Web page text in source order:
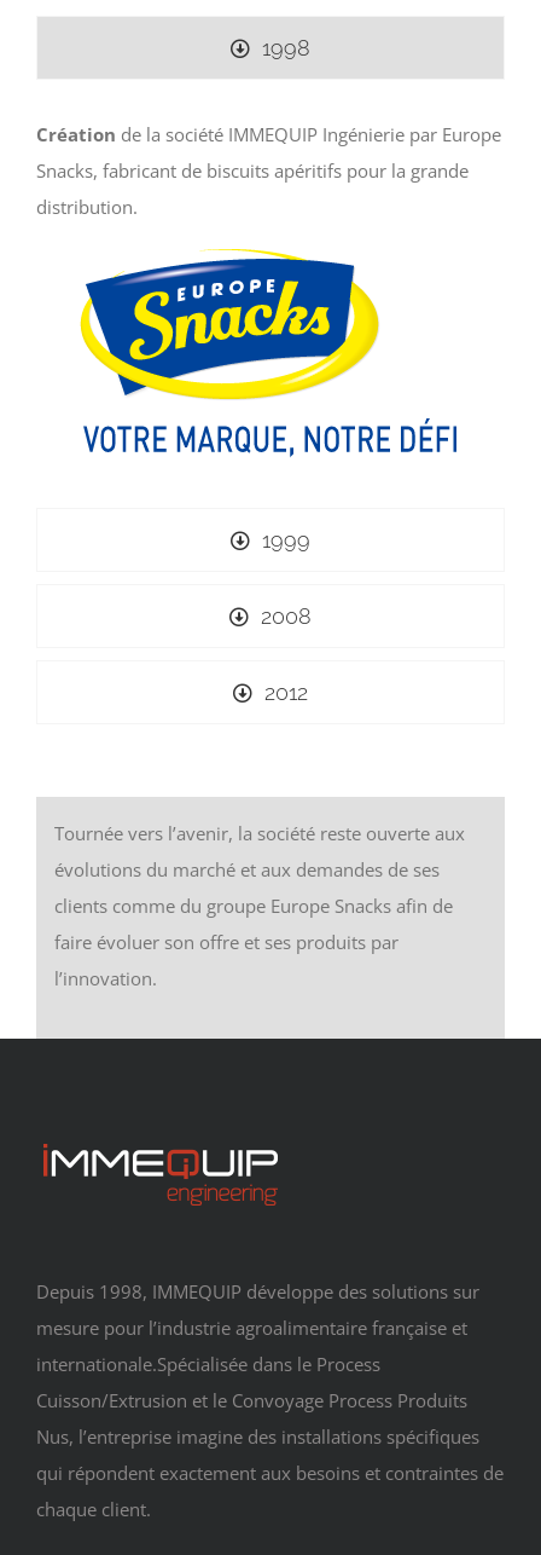
1998
Création de la société IMMEQUIP Ingénierie par Europe
Snacks, fabricant de biscuits apéritifs pour la grande
distribution.
1999
2008
2012
Tournée vers l’avenir, la société reste ouverte aux
évolutions du marché et aux demandes de ses
clients comme du groupe Europe Snacks afin de
faire évoluer son offre et ses produits par
l’innovation.
Depuis 1998, IMMEQUIP développe des solutions sur
mesure pour l’industrie agroalimentaire française et
internationale.Spécialisée dans le Process
Cuisson/Extrusion et le Convoyage Process Produits
Nus, l’entreprise imagine des installations spécifiques
qui répondent exactement aux besoins et contraintes de
chaque client.